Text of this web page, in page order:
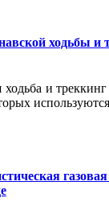
ходьбы и
ходьба и